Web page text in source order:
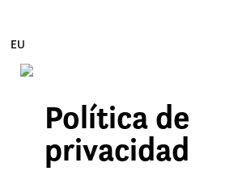
Edukira zuzenean joan
EU
Política de
privacidad